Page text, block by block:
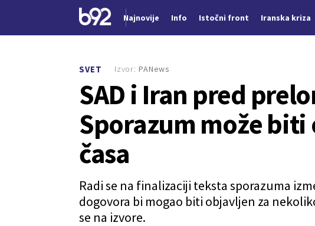
Najnovije Info Istočni front Iranska kriza
SVET
SAD i Iran pred
Sporazum može
časa
Radi se na finalizaciji teksta sporazuma
dogovora bi mogao biti objavljen za
se na izvore.
Izvor: PANews